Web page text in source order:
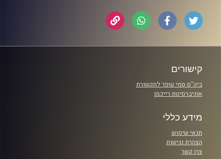
קישורים
ביה"ס סמי עופר לתקשורת
אוניברסיטת רייכמן
מידע כללי
תנאי שימוש
הצהרת נגישות
צרו קשר